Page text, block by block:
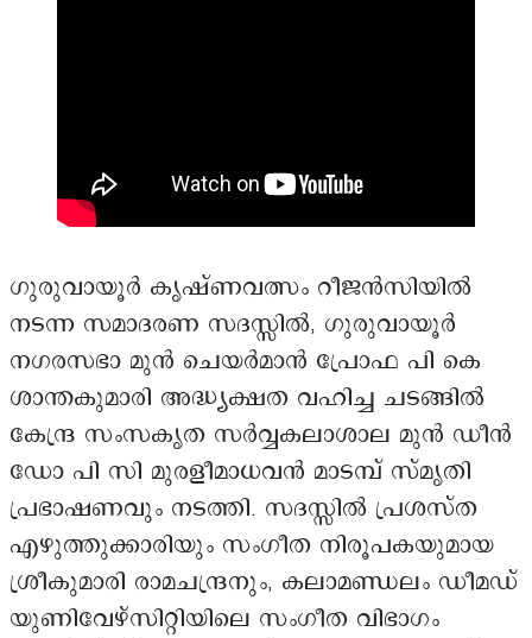
ഗുരുവായൂർ കൃഷ്ണവത്സം റീജൻസിയിൽ
നടന്ന സമാദരണ സദസ്സിൽ, ഗുരുവായൂർ
നഗരസഭാ മുൻ ചെയർമാൻ പ്രോഫ പി കെ
ശാന്തകുമാരി അദ്ധ്യക്ഷത വഹിച്ച ചടങ്ങിൽ
കേന്ദ്ര സംസകൃത സർവ്വകലാശാല മുൻ ഡീൻ
ഡോ പി സി മുരളീമാധവൻ മാടമ്പ് സ്മൃതി
പ്രഭാഷണവും നടത്തി. സദസ്സിൽ പ്രശസ്ത
എഴുത്തുക്കാരിയും സംഗീത നിരൂപകയുമായ
ശ്രീകുമാരി രാമചന്ദ്രനും, കലാമണ്ഡലം ഡീമഡ്
യുണിവേഴ്സിറ്റിയിലെ സംഗീത വിഭാഗം